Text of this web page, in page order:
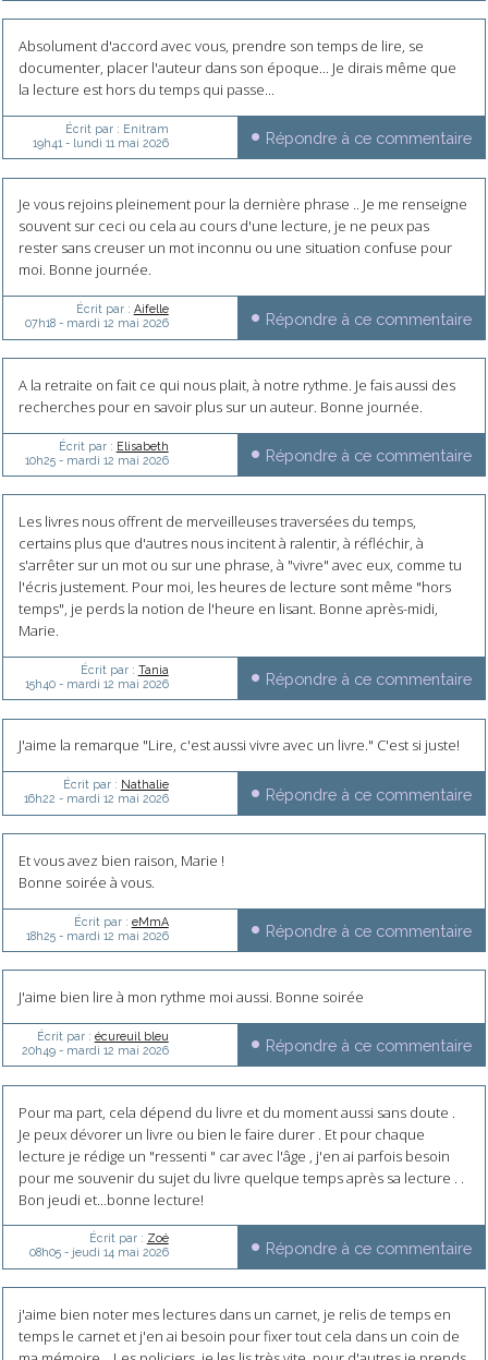
Absolument d'accord avec vous, prendre son temps de lire, se
documenter, placer l'auteur dans son époque... Je dirais même que
la lecture est hors du temps qui passe...
Écrit par : Enitram
19h41 - lundi 11 mai 2026 Répondre à ce commentaire
Je vous rejoins pleinement pour la dernière phrase .. Je me renseigne
souvent sur ceci ou cela au cours d'une lecture, je ne peux pas
rester sans creuser un mot inconnu ou une situation confuse pour
moi. Bonne journée.
Écrit par : Aifelle
07h18- mardi 12 mai 2026 Répondre à ce commentaire
A la retraite on fait ce qui nous plait, à notre rythme. Je fais aussi des
recherches pour en savoir plus sur un auteur. Bonne journée.
Écrit par : Elisabeth
10h25- mardi 12 mai 2026 Répondre à ce commentaire
Les livres nous offrent de merveilleuses traversées du temps,
certains plus que d'autres nous incitent à ralentir, à réfléchir, à
s'arrêter sur un mot ou sur une phrase, à "vivre" avec eux, comme tu
l'écris justement. Pour moi, les heures de lecture sont même "hors
temps", je perds la notion de l'heure en lisant. Bonne après-midi,
Marie.
Écrit par : Tania
15h40- mardi 12 mai 2026 Répondre à ce commentaire
J'aime la remarque "Lire, c'est aussi vivre avec un livre." C'est si juste!
Écrit par : Nathalie
16h22 - mardi 12 mai 2026 Répondre à ce commentaire
Et vous avez bien raison, Marie !
Bonne soirée à vous.
Écrit par : eMmA
18h25- mardi 12 mai 2026 Répondre à ce commentaire
J'aime bien lire à mon rythme moi aussi. Bonne soirée
Écrit par : écureuil bleu
20h49- mardi 12 mai 2026 Répondre à ce commentaire
Pour ma part, cela dépend du livre et du moment aussi sans doute .
Je peux dévorer un livre ou bien le faire durer . Et pour chaque
lecture je rédige un "ressenti " car avec l'âge , j'en ai parfois besoin
pour me souvenir du sujet du livre quelque temps après sa lecture . .
Bon jeudi et...bonne lecture!
Écrit par : Zoé
08h05- jeudi 14 mai 2026 Répondre à ce commentaire
j'aime bien noter mes lectures dans un carnet, je relis de temps en
temps le carnet et j'en ai besoin pour fixer tout cela dans un coin de